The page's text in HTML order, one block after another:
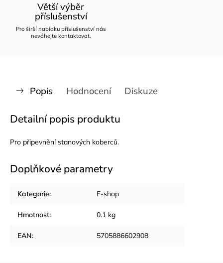
Větší výběr
příslušenství
Pro širší nabídku příslušenství nás
neváhejte kontaktovat.
Popis Hodnocení Diskuze
Detailní popis produktu
Pro připevnění stanových koberců.
Doplňkové parametry
Kategorie: E-shop
Hmotnost: 0.1 kg
EAN: 5705886602908